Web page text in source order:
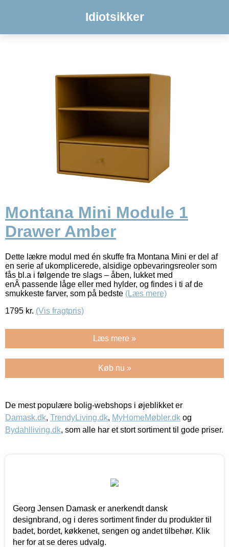
Idiotsikker
Montana Mini Module 1
Drawer Amber
Dette lækre modul med én skuffe fra Montana Mini er del af
en serie af ukomplicerede, alsidige opbevaringsreoler som
fås bl.a i følgende tre slags – åben, lukket med
enÂ passende låge eller med hylder, og findes i ti af de
smukkeste farver, som på bedste (Læs mere)
1795 kr. (Vis fragtpris)
Læs mere »
Køb nu »
De mest populære bolig-webshops i øjeblikket er
Damask.dk, TrendyLiving.dk, MyHomeMøbler.dk og
Bydahlliving.dk, som alle har et stort sortiment til gode priser.
Georg Jensen Damask er anerkendt dansk
designbrand, og i deres sortiment finder du produkter til
badet, bordet, køkkenet, sengen og andet tilbehør. Klik
her for at se deres udvalg.